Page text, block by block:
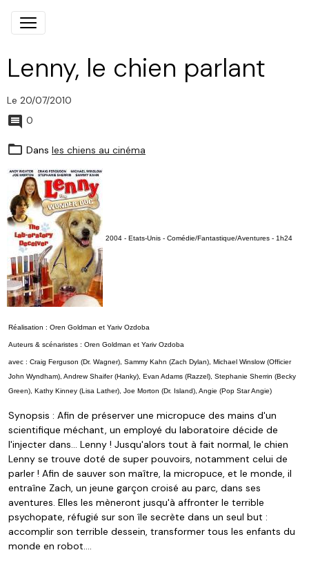
Lenny, le chien parlant
Le 20/07/2010
0
Dans les chiens au cinéma
2004 - Etats-Unis - Comédie/Fantastique/Aventures - 1h24
Réalisation : Oren Goldman et Yariv Ozdoba
Auteurs & scénaristes : Oren Goldman et Yariv Ozdoba
avec : Craig Ferguson (Dr. Wagner), Sammy Kahn (Zach Dylan), Michael Winslow(Officier
John Wyndham), Andrew Shaifer(Hanky), Evan Adams (Razzel), Stephanie Sherrin (Becky
Green), Kathy Kinney (Lisa Lather), Joe Morton (Dr. Island), Angie (Pop Star Angie)
Synopsis : Afin de préserver une micropuce des mains d'un
scientifique méchant, un employé du laboratoire décide de
l'injecter dans... Lenny ! Jusqu'alors tout à fait normal, le chien
Lenny se trouve doté de super pouvoirs, notamment celui de
parler ! Afin de sauver son maître, la micropuce, et le monde, il
entraîne Zach, un jeune garçon croisé au parc, dans ses
aventures. Elles les mèneront jusqu'à affronter le terrible
psychopate, réfugié sur son île secrète dans un seul but :
accomplir son terrible dessein, transformer tous les enfants du
monde en robot....